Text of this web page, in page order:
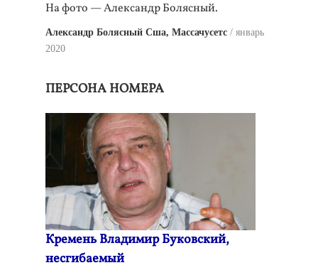
На фото — Александр Болясный.
Александр Болясный Сша, Массачусетс
январь
2020
ПЕРСОНА НОМЕРА
Кремень Владимир Буковский,
несгибаемый